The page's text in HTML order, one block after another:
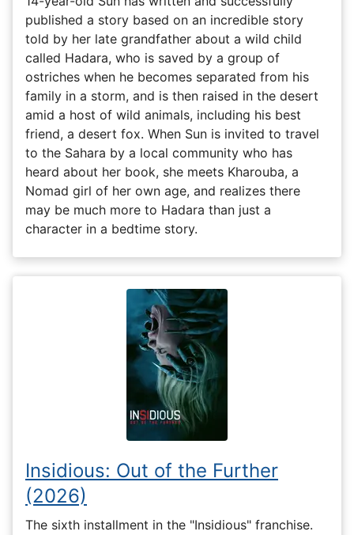
published a story based on an incredible story
told by her late grandfather about a wild child
called Hadara, who is saved by a group of
ostriches when he becomes separated from his
family in a storm, and is then raised in the desert
amid a host of wild animals, including his best
friend, a desert fox. When Sun is invited to travel
to the Sahara by a local community who has
heard about her book, she meets Kharouba, a
Nomad girl of her own age, and realizes there
may be much more to Hadara than just a
character in a bedtime story.
Insidious: Out of the Further
(2026)
The sixth installment in the "Insidious" franchise.